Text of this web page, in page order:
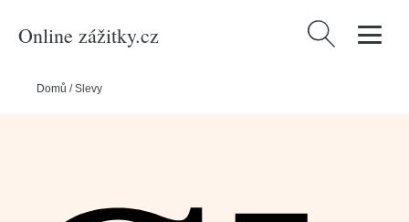
Online zážitky.cz Vyhledávání
Domů /Slevy